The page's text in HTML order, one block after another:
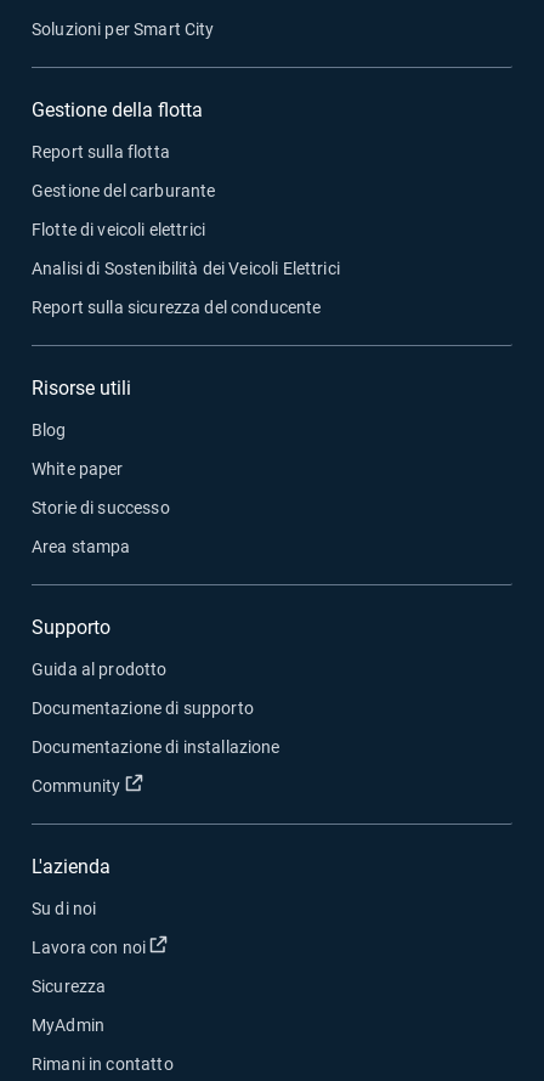
Soluzioni per Smart City
Gestione della flotta
Report sulla flotta
Gestione del carburante
Flotte di veicoli elettrici
Analisi di Sostenibilità dei Veicoli Elettrici
Report sulla sicurezza del conducente
Risorse utili
Blog
White paper
Storie di successo
Area stampa
Supporto
Guida al prodotto
Documentazione di supporto
Documentazione di installazione
Community
Apri in una nuova finestra
L'azienda
Su di noi
Lavora con noi
Apri in una nuova finestra
Sicurezza
MyAdmin
Rimani in contatto